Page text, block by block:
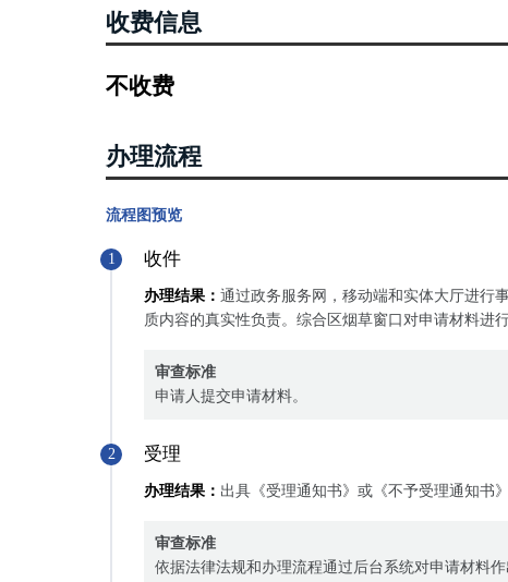
收费信息
不收费
办理流程
流程图预览
1 收件
办理结果： 通过政务服务网，移动端和实体大厅进行
质内容的真实性负责。综合区烟草窗口对申请材料进
审查标准
申请人提交申请材料。
2 受理
办理结果： 出具《受理通知书》或《不予受理通知书》
审查标准
依据法律法规和办理流程通过后台系统对申请材料